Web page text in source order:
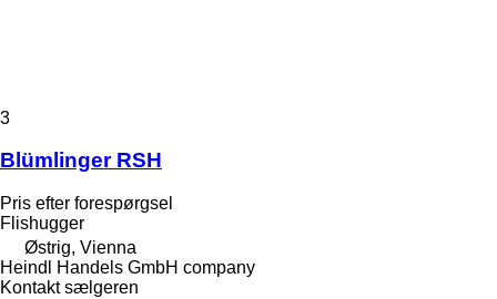
3
Blümlinger RSH
Pris efter forespørgsel
Flishugger
Østrig, Vienna
Heindl Handels GmbH company
Kontakt sælgeren